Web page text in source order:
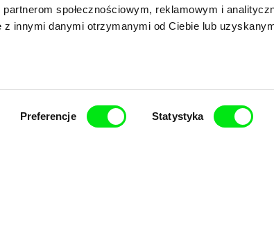
społecznościowym, reklamowym i
z innymi danymi otrzymanymi od Ciebie lub
Preferencje Statystyka